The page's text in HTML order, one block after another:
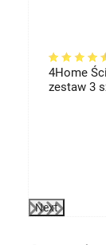
4Home
zestaw 3
Next